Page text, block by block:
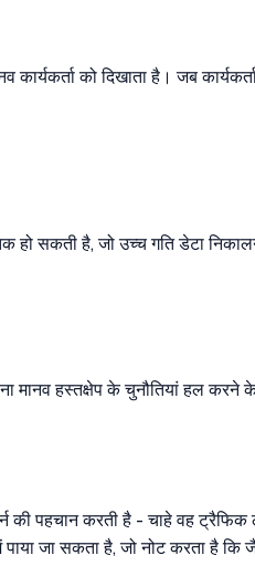
को दिखाता है। जब
है, जो उच्च गति डेटा
मानव हस्तक्षेप के चुनौतियां हल
पहचान करती है - चाहे वह
जा सकता है, जो नोट करता है